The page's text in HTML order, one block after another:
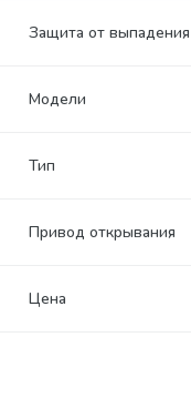
Защита от выпадения
Модели
Тип
Привод открывания
Цена